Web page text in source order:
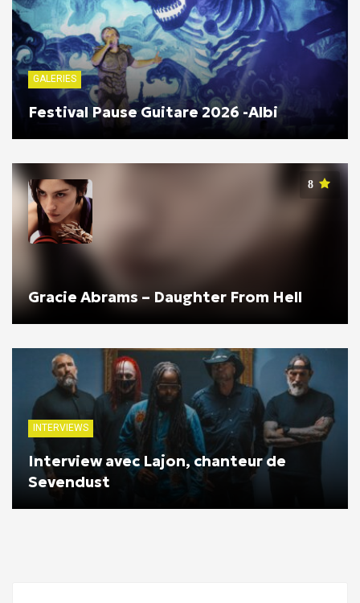
GALERIES
Festival Pause Guitare 2026 -Albi
8
Gracie Abrams – Daughter From Hell
INTERVIEWS
Interview avec Lajon, chanteur de
Sevendust